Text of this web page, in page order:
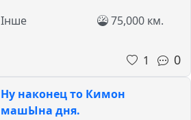
Інше 75,000 км.
1 0
Ну наконец то Кимон
машЫна дня.